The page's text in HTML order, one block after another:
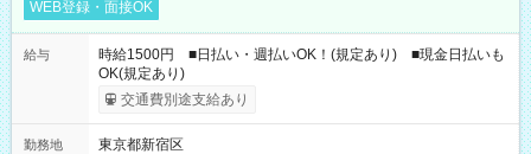
WEB登録・面接OK
給与
時給1500円 ■日払い・週払いOK！(規定あり) ■現金日払いも
OK(規定あり)
交通費別途支給あり
勤務地
東京都新宿区